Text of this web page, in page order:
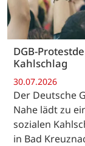
DGB-
Kahlschlag
30.07.2026
Der Deutsche
Nahe lädt zu
sozialen
in Bad